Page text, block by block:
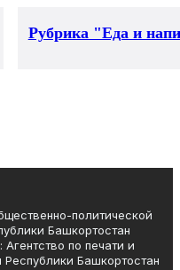
Рубрика "Еда и
политической
Башкортостан
по печати и
Башкортостан